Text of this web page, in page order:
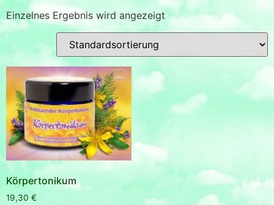
Einzelnes Ergebnis wird angezeigt
Körpertonikum
19,30 €